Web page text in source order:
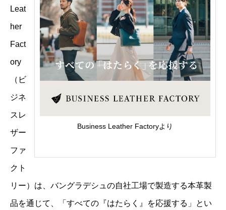
Business Leather Factoryより
Leat
her
Fact
ory
（ビ
ジネ
スレ
ザー
ファ
クト
リー）は、バングラデシュの自社工場で製造する本革製
品を通じて、「すべての『はたらく』を応援する」とい